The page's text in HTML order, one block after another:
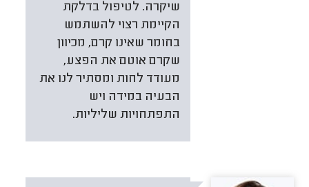
שיקרה. לטיפול בדלקת
הקיימת רצוי להשתמש
בחומר שאינו קרם, מכיוון
שקרם אוטם את הפצע,
מעודד לחות ומסתיר לנו את
הבעיה במידה ויש
התפתחויות שליליות.